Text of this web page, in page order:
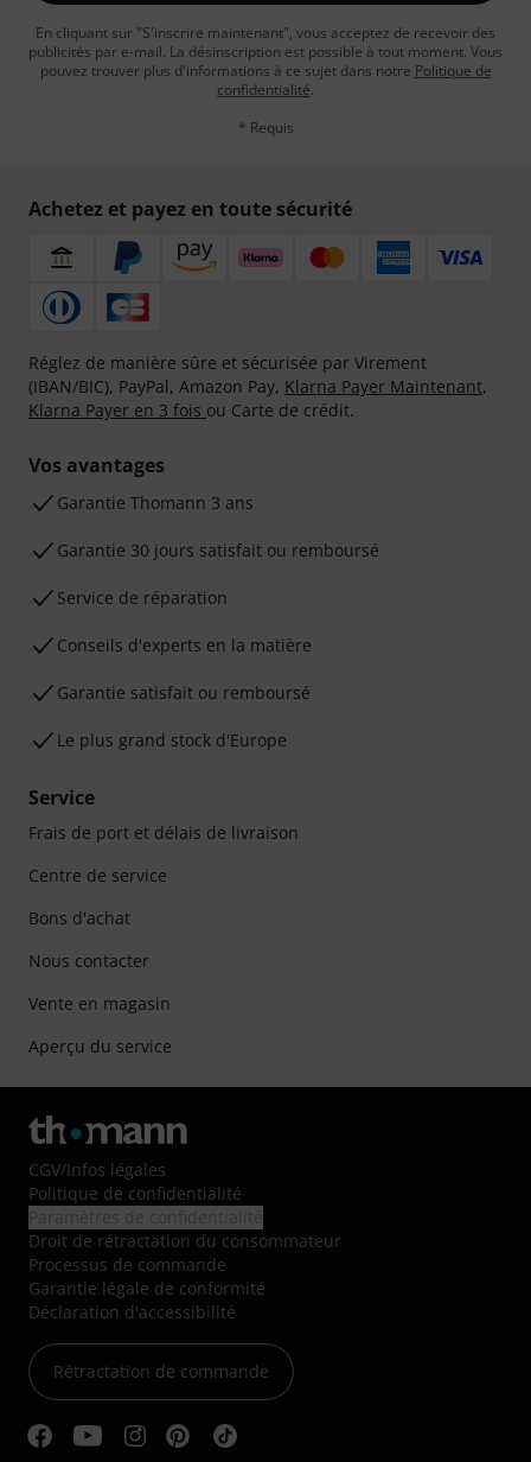
En cliquant sur "S'inscrire maintenant", vous acceptez de recevoir des
publicités par e-mail. La désinscription est possible à tout moment. Vous
pouvez trouver plus d'informations à ce sujet dans notre Politique de
confidentialité.
* Requis
Achetez et payez en toute sécurité
Réglez de manière sûre et sécurisée par Virement
(IBAN/BIC), PayPal, Amazon Pay, Klarna Payer Maintenant,
Klarna Payer en 3 fois ou Carte de crédit.
Vos avantages
Ga­ran­tie Thomann 3 ans
Garantie 30 jours satisfait ou remboursé
Service de réparation
Conseils d'experts en la matière
Garantie satisfait ou remboursé
Le plus grand stock d'Europe
Service
Frais de port et délais de livraison
Centre de service
Bons d'achat
Nous contacter
Vente en magasin
Aperçu du service
CGV/Infos légales
Politique de confidentialité
Droit de rétractation du consommateur
Processus de commande
Garantie légale de conformité
Déclaration d'accessibilité
Rétractation de commande